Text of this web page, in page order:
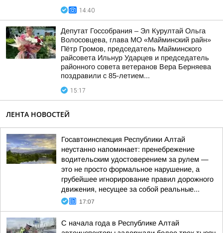
14:40
Депутат Госсобрания – Эл Курултай Ольга
Волосовцева, глава МО «Майминский райн»
Пётр Громов, председатель Майминского
райсовета Ильнур Ударцев и председатель
районного совета ветеранов Вера Берняева
поздравили с 85-летием...
15:17
ЛЕНТА НОВОСТЕЙ
Госавтоинспекция Республики Алтай
неустанно напоминает: пренебрежение
водительским удостоверением за рулем —
это не просто формальное нарушение, а
грубейшее игнорирование правил дорожного
движения, несущее за собой реальные...
17:07
С начала года в Республике Алтай